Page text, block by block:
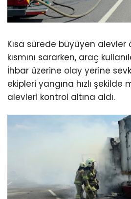
Kısa sürede büyüyen alevler
kısmını sararken, araç
İhbar üzerine olay yerine
ekipleri yangına hızlı
alevleri kontrol altına aldı.